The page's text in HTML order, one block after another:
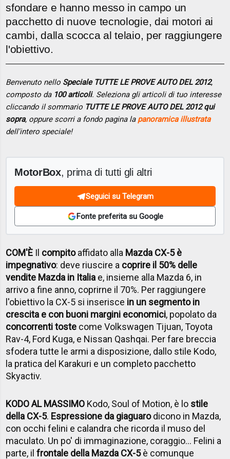
sfondare e hanno messo in campo un
pacchetto di nuove tecnologie, dai motori ai
cambi, dalla scocca al telaio, per raggiungere
l'obiettivo.
Benvenuto nello Speciale TUTTE LE PROVE AUTO DEL 2012,
composto da 100 articoli. Seleziona gli articoli di tuo interesse
cliccando il sommario TUTTE LE PROVE AUTO DEL 2012 qui
sopra, oppure scorri a fondo pagina la panoramica illustrata
dell'intero speciale!
MotorBox, prima di tutti gli altri
Seguici su Telegram
Fonte preferita su Google
COM'È Il compitoaffidato alla Mazda CX-5 è
impegnativo: deve riuscire a coprire il 50% delle
vendite Mazda in Italia e, insieme alla Mazda 6, in
arrivo a fine anno, coprirne il 70%. Per raggiungere
l'obiettivo la CX-5 si inserisce in un segmento in
crescita e con buoni margini economici, popolato da
concorrenti toste come Volkswagen Tijuan, Toyota
Rav-4, Ford Kuga, e Nissan Qashqai. Per fare breccia
sfodera tutte le armi a disposizione, dallo stile Kodo,
la pratica del Karakuri e un completo pacchetto
Skyactiv.
KODO AL MASSIMO Kodo, Soul of Motion, è lo stile
della CX-5. Espressione da giaguarodicono in Mazda,
con occhi felini e calandra che ricorda il muso del
maculato. Un po' di immaginazione, coraggio... Felini a
parte, ilfrontale della Mazda CX-5è comunque